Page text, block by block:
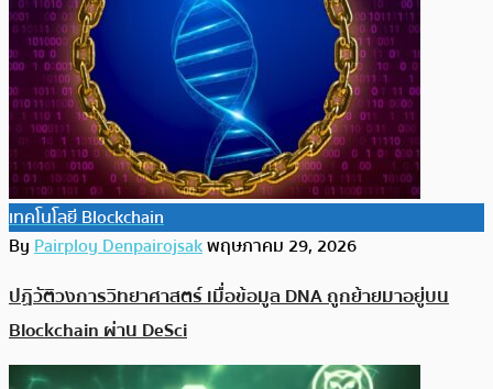
เทคโนโลยี Blockchain
ByPairploy Denpairojsakพฤษภาคม 29, 2026
ปฏิวัติวงการวิทยาศาสตร์ เมื่อข้อมูล DNA ถูกย้ายมาอยู่บน
Blockchain ผ่าน DeSci